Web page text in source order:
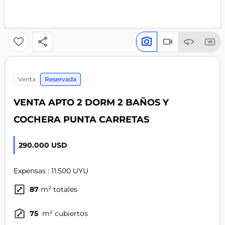
venta Reservada
VENTA APTO 2 DORM 2 BAÑOS Y
COCHERA PUNTA CARRETAS
290.000 USD
Expensas : 11.500 UYU
87 m² totales
75 m² cubiertos